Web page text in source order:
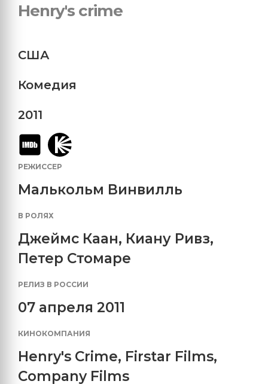
Henry's crime
США
Комедия
2011
РЕЖИССЕР
Малькольм Винвилль
В РОЛЯХ
Джеймс Каан, Киану Ривз,
Петер Стомаре
РЕЛИЗ В РОССИИ
07 апреля 2011
КИНОКОМПАНИЯ
Henry's Crime, Firstar Films,
Company Films